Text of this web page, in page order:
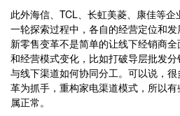
此外海信、TCL、长虹美菱、康佳等
一轮探索过程中，各自的经营定位和发
新零售变革不是简单的让线下经销商
和经营模式变化，比如打破导层批发
与线下渠道如何协同分工。可以说，
革为抓手，重构家电渠道模式，所以
属正常。